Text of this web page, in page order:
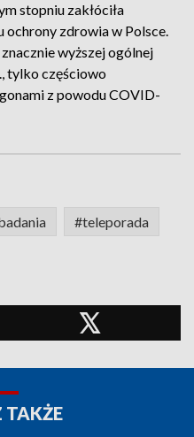
stopniu zakłóciła
ochrony zdrowia w Polsce.
wyższej ogólnej
tylko częściowo
z powodu COVID-
#teleporada
TAKŻE